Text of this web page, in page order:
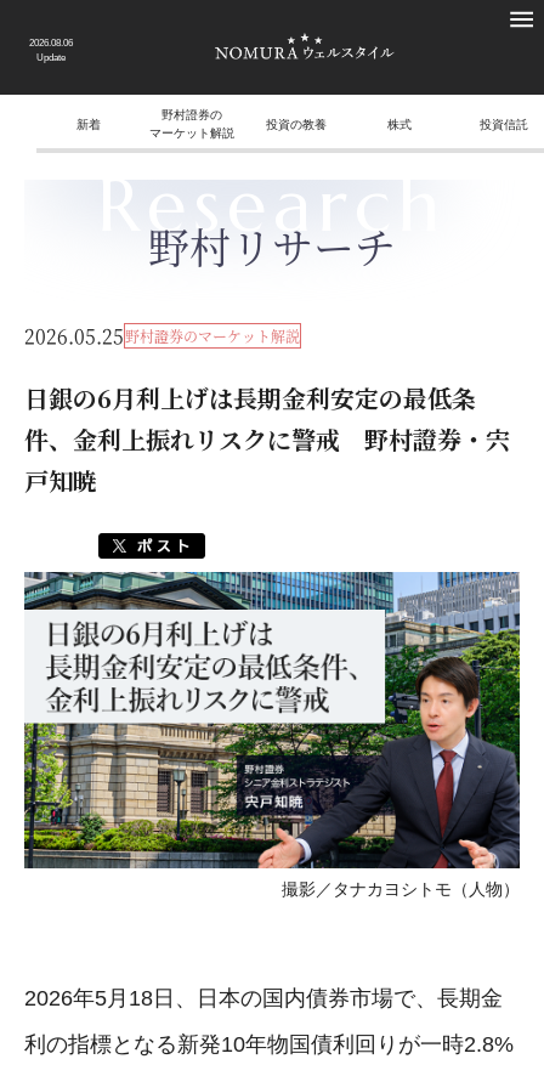
2026.08.06
Update
新着
野村證券の
マーケット解説
投資の教養 株式 投資信託
Research
野村リサーチ
2026.05.25野村證券のマーケット解説
日銀の6月利上げは長期金利安定の最低条
件、金利上振れリスクに警戒 野村證券・宍
戸知暁
撮影／タナカヨシトモ（人物）
2026年5月18日、日本の国内債券市場で、長期金
利の指標となる新発10年物国債利回りが一時2.8%